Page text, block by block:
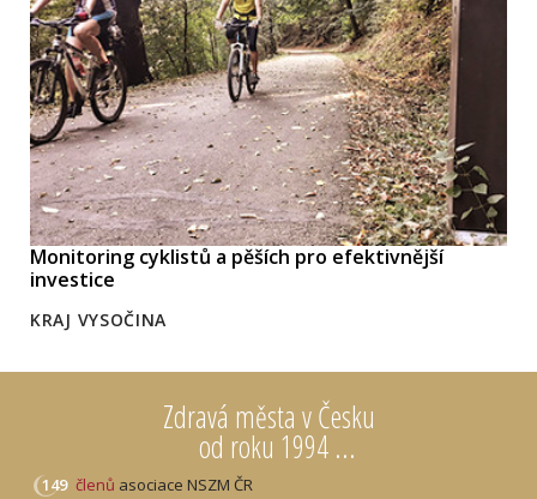
Zdravá města v Česku
od roku 1994 ...
149 členů asociace NSZM ČR
Monitoring cyklistů a pěších pro efektivnější
investice
KRAJ VYSOČINA